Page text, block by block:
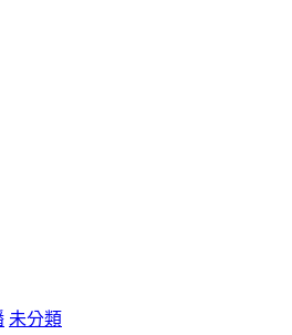
未分類